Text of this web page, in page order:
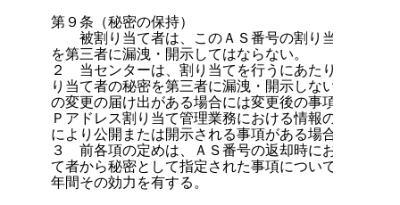
第９条（秘密の保持）
被割り当て者は、このＡＳ番号の割り当てにより
を第三者に漏洩・開示してはならない。
２　当センターは、割り当てを行うにあたり被割り
り当て者の秘密を第三者に漏洩・開示しない。ただ
の変更の届け出がある場合には変更後の事項を含む
Ｐアドレス割り当て管理業務における情報の取り扱
により公開または開示される事項がある場合にはこの
３　前各項の定めは、ＡＳ番号の返却時において、
て者から秘密として指定された事項については、こ
年間その効力を有する。